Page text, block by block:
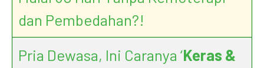
dan Pembedahan?!
Pria Dewasa, Ini Caranya ‘Keras &